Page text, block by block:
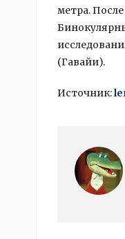
метра.
(Гавайи).
Источник: